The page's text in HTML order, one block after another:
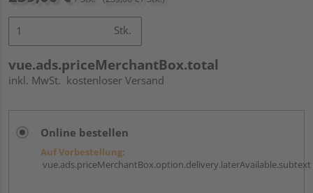
Stk.
vue.ads.priceMerchantBox.total
inkl. MwSt. kostenloser Versand
Online bestellen
Auf Vorbestellung:
vue.ads.priceMerchantBox.option.delivery.laterAvailable.subtext